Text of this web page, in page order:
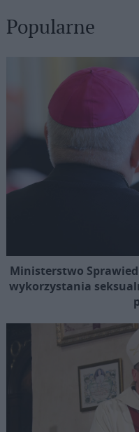
Popularne
Ministerstwo
wykorzystania